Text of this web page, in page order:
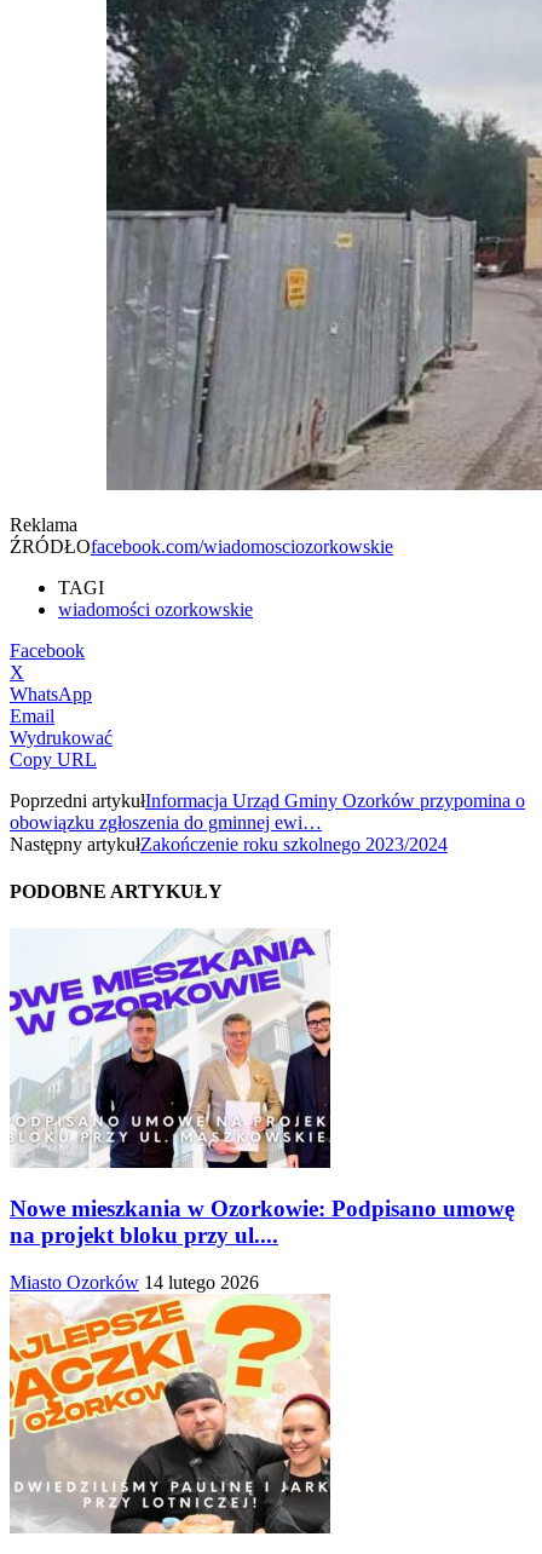
Reklama
ŹRÓDŁOfacebook.com/wiadomosciozorkowskie
TAGI
wiadomości ozorkowskie
Facebook
X
WhatsApp
Email
Wydrukować
Copy URL
Poprzedni artykułInformacja Urząd Gminy Ozorków przypomina o
obowiązku zgłoszenia do gminnej ewi…
Następny artykułZakończenie roku szkolnego 2023/2024
PODOBNE ARTYKUŁY
Nowe mieszkania w Ozorkowie: Podpisano umowę
na projekt bloku przy ul....
Miasto Ozorków 14 lutego 2026